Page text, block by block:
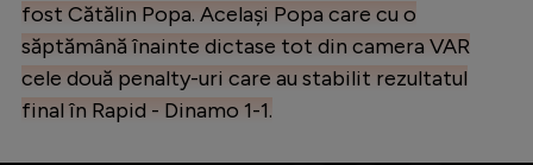
fost Cătălin Popa. Același Popa care cu o
săptămână înainte dictase tot din camera VAR
cele două penalty-uri care au stabilit rezultatul
final în Rapid - Dinamo 1-1.